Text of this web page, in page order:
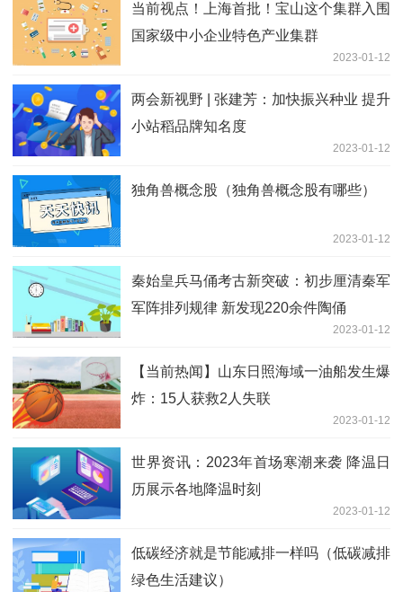
当前视点！上海首批！宝山这个集群入围
国家级中小企业特色产业集群
2023-01-12
两会新视野 | 张建芳：加快振兴种业 提升
小站稻品牌知名度
2023-01-12
独角兽概念股（独角兽概念股有哪些）
2023-01-12
秦始皇兵马俑考古新突破：初步厘清秦军
军阵排列规律 新发现220余件陶俑
2023-01-12
【当前热闻】山东日照海域一油船发生爆
炸：15人获救2人失联
2023-01-12
世界资讯：2023年首场寒潮来袭 降温日
历展示各地降温时刻
2023-01-12
低碳经济就是节能减排一样吗（低碳减排
绿色生活建议）